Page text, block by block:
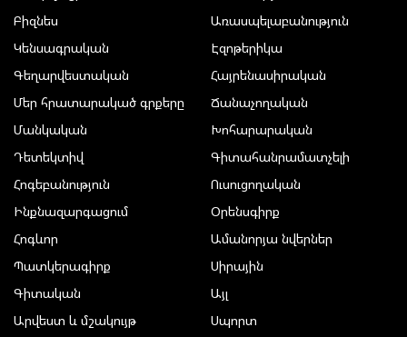
Բիզնես
Կենսագրական
Գեղարվեստական
Մեր հրատարակած գրքերը
Մանկական
Դետեկտիվ
Հոգեբանություն
Ինքնազարգացում
Հոգևոր
Պատկերագիրք
Գիտական
Արվեստ և մշակույթ
Առասպելաբանություն
Էզոթերիկա
Հայրենասիրական
Ճանաչողական
Խոհարարական
Գիտահանրամատչելի
Ուսուցողական
Օրենսգիրք
Ամանորյա նվերներ
Սիրային
Այլ
Սպորտ